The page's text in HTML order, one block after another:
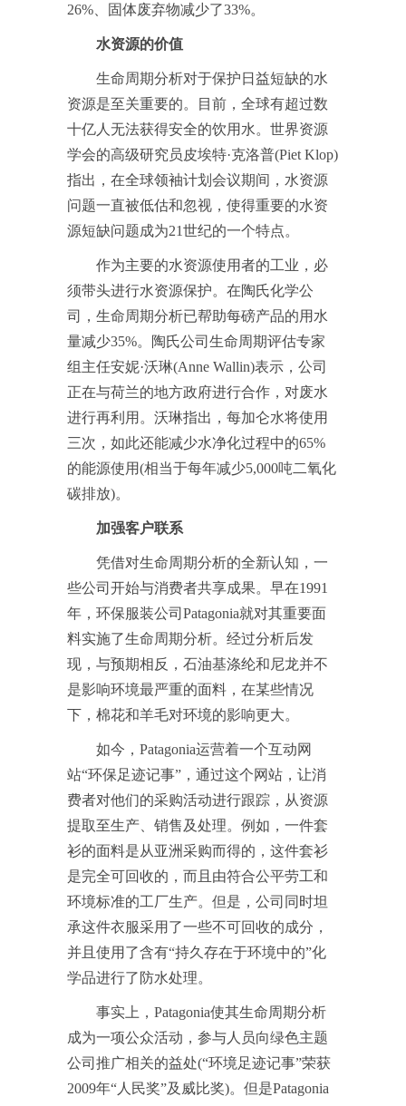
26%、固体废弃物减少了33%。
水资源的价值
生命周期分析对于保护日益短缺的水
资源是至关重要的。目前，全球有超过数
十亿人无法获得安全的饮用水。世界资源
学会的高级研究员皮埃特·克洛普(Piet Klop)
指出，在全球领袖计划会议期间，水资源
问题一直被低估和忽视，使得重要的水资
源短缺问题成为21世纪的一个特点。
作为主要的水资源使用者的工业，必
须带头进行水资源保护。在陶氏化学公
司，生命周期分析已帮助每磅产品的用水
量减少35%。陶氏公司生命周期评估专家
组主任安妮·沃琳(Anne Wallin)表示，公司
正在与荷兰的地方政府进行合作，对废水
进行再利用。沃琳指出，每加仑水将使用
三次，如此还能减少水净化过程中的65%
的能源使用(相当于每年减少5,000吨二氧化
碳排放)。
加强客户联系
凭借对生命周期分析的全新认知，一
些公司开始与消费者共享成果。早在1991
年，环保服装公司Patagonia就对其重要面
料实施了生命周期分析。经过分析后发
现，与预期相反，石油基涤纶和尼龙并不
是影响环境最严重的面料，在某些情况
下，棉花和羊毛对环境的影响更大。
如今，Patagonia运营着一个互动网
站“环保足迹记事”，通过这个网站，让消
费者对他们的采购活动进行跟踪，从资源
提取至生产、销售及处理。例如，一件套
衫的面料是从亚洲采购而得的，这件套衫
是完全可回收的，而且由符合公平劳工和
环境标准的工厂生产。但是，公司同时坦
承这件衣服采用了一些不可回收的成分，
并且使用了含有“持久存在于环境中的”化
学品进行了防水处理。
事实上，Patagonia使其生命周期分析
成为一项公众活动，参与人员向绿色主题
公司推广相关的益处(“环境足迹记事”荣获
2009年“人民奖”及威比奖)。但是Patagonia